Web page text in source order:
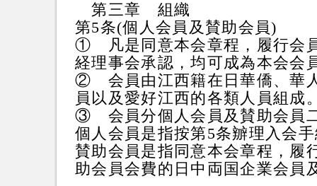
第三章 組織
第5条(個人会員及賛助会員)
① 凡是同意本会章程，履行会
経理事会承認，均可成為本会
② 会員由江西籍在日華僑、華
員以及愛好江西的各類人員組成
③ 会員分個人会員及賛助会員
個人会員是指按第5条辧理入会
賛助会員是指同意本会章程，履
助会員会費的日中両国企業会員